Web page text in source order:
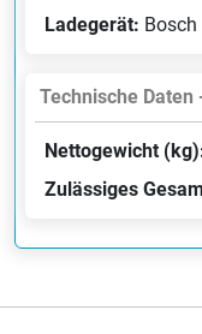
Ladegerät: Bosch
Technische Daten
Nettogewicht
Zulässiges